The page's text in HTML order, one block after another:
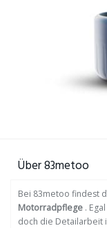
Über 83metoo
Bei 83metoo findest
Motorradpflege .
doch die Detailarbeit